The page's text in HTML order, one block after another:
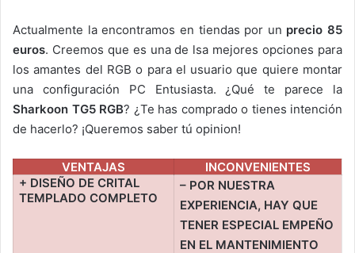
Actualmente la encontramos en tiendas por un precio 85
euros. Creemos que es una de lsa mejores opciones para
los amantes del RGB o para el usuario que quiere montar
una configuración PC Entusiasta. ¿Qué te parece la
Sharkoon TG5 RGB? ¿Te has comprado o tienes intención
de hacerlo? ¡Queremos saber tú opinion!
VENTAJAS
INCONVENIENTES
+ DISEÑO DE CRITAL
TEMPLADO COMPLETO
– POR NUESTRA
EXPERIENCIA, HAY QUE
TENER ESPECIAL EMPEÑO
EN EL MANTENIMIENTO